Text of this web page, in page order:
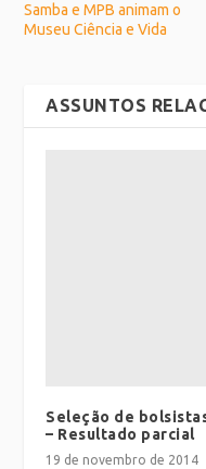
Samba e MPB animam o
Museu Ciência e Vida
ASSUNTOS
Seleção de
– Resultado parcial
19 de novembro de 2014